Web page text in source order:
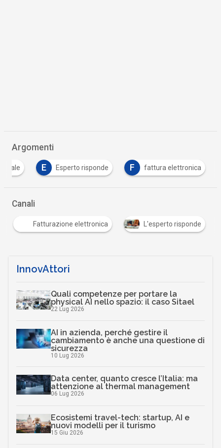
Argomenti
E Esperto risponde F fattura elettronica
Canali
Fatturazione elettronica L'esperto risponde
InnovAttori
Quali competenze per portare la
physical AI nello spazio: il caso Sitael
22 Lug 2026
AI in azienda, perché gestire il
cambiamento è anche una questione di
sicurezza
10 Lug 2026
Data center, quanto cresce l’Italia: ma
attenzione al thermal management
06 Lug 2026
Ecosistemi travel-tech: startup, AI e
nuovi modelli per il turismo
15 Giu 2026